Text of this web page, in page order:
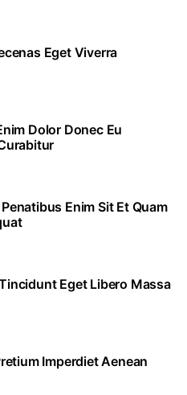
Eget Viverra
Dolor Donec Eu
Enim Sit Et Quam
Eget Libero Massa
Imperdiet Aenean